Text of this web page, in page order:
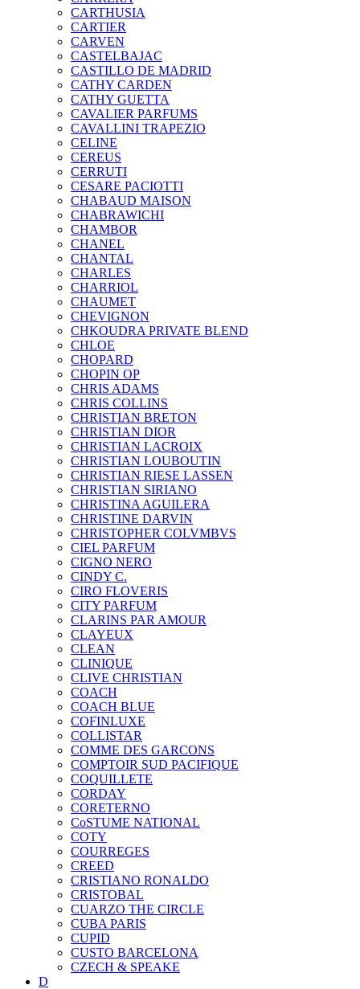
CARTHUSIA
CARTIER
CARVEN
CASTELBAJAC
CASTILLO DE MADRID
CATHY CARDEN
CATHY GUETTA
CAVALIER PARFUMS
CAVALLINI TRAPEZIO
CELINE
CEREUS
CERRUTI
CESARE PACIOTTI
CHABAUD MAISON
CHABRAWICHI
CHAMBOR
CHANEL
CHANTAL
CHARLES
CHARRIOL
CHAUMET
CHEVIGNON
CHKOUDRA PRIVATE BLEND
CHLOE
CHOPARD
CHOPIN OP
CHRIS ADAMS
CHRIS COLLINS
CHRISTIAN BRETON
CHRISTIAN DIOR
CHRISTIAN LACROIX
CHRISTIAN LOUBOUTIN
CHRISTIAN RIESE LASSEN
CHRISTIAN SIRIANO
CHRISTINA AGUILERA
CHRISTINE DARVIN
CHRISTOPHER COLVMBVS
CIEL PARFUM
CIGNO NERO
CINDY C.
CIRO FLOVERIS
CITY PARFUM
CLARINS PAR AMOUR
CLAYEUX
CLEAN
CLINIQUE
CLIVE CHRISTIAN
COACH
COACH BLUE
COFINLUXE
COLLISTAR
COMME DES GARCONS
COMPTOIR SUD PACIFIQUE
COQUILLETE
CORDAY
CORETERNO
CoSTUME NATIONAL
COTY
COURREGES
CREED
CRISTIANO RONALDO
CRISTOBAL
CUARZO THE CIRCLE
CUBA PARIS
CUPID
CUSTO BARCELONA
CZECH & SPEAKE
D